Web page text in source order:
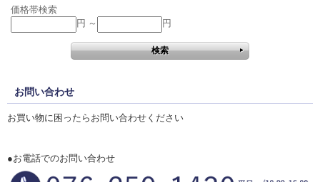
価格帯検索
円 ～
円
お問い合わせ
お買い物に困ったらお問い合わせください
●お電話でのお問い合わせ